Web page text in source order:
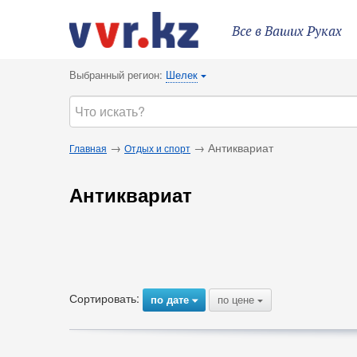
Все в Ваших Руках
Выбранный регион: Шелек {
Главная → Отдых и спорт → Антиквариат
Антиквариат
Сортировать: по дате{ по цене {